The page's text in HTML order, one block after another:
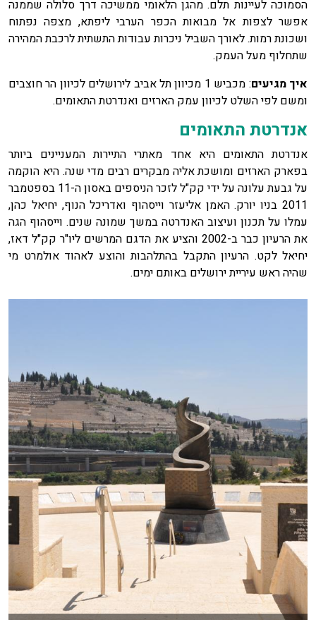
הסמוכה לעיינות תלם. מהגן הלאומי ממשיכה דרך סלולה שממנה
אפשר לצפות אל מבואות הכפר הערבי ליפתא, מצפה נפתוח
ושכונת רמות. לאורך השביל ניכרות עבודות התשתית לרכבת המהירה
שתחלוף מעל העמק.
איך מגיעים
: מכביש 1 מכיוון תל אביב לירושלים לכיוון הר חוצבים
ומשם לפי השלט לכיוון עמק הארזים ואנדרטת התאומים.
אנדרטת התאומים
אנדרטת התאומים היא אחד מאתרי התיירות המעניינים ביותר
בפארק הארזים ומושכת אליה מבקרים רבים מדי שנה. היא הוקמה
על גבעת עלונה על ידי קק"ל לזכר הניספים באסון ה-11 בספטמבר
2011 בניו יורק. האמן אליעזר וייסהוף ואדריכל הנוף, יחיאל כהן,
עמלו על תכנון ועיצוב האנדרטה במשך שמונה שנים. וייסהוף הגה
את הרעיון כבר ב-2002 והציע את הדגם המרשים ליו"ר קק"ל דאז,
יחיאל לקט. הרעיון התקבל בהתלהבות והוצע לאהוד אולמרט מי
שהיה ראש עיריית ירושלים באותם ימים.